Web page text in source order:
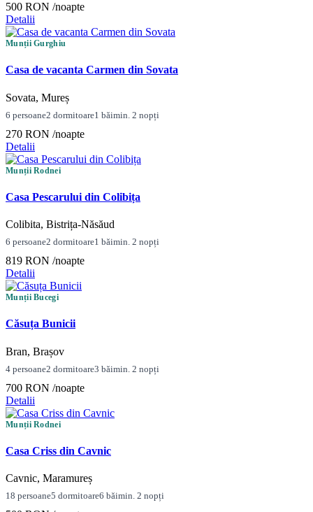
500 RON /noapte
Detalii
Munții Gurghiu
Casa de vacanta Carmen din Sovata
Sovata, Mureș
6 persoane2 dormitoare1 băimin. 2 nopți
270 RON /noapte
Detalii
Munții Rodnei
Casa Pescarului din Colibița
Colibita, Bistrița-Năsăud
6 persoane2 dormitoare1 băimin. 2 nopți
819 RON /noapte
Detalii
Munții Bucegi
Căsuța Bunicii
Bran, Brașov
4 persoane2 dormitoare3 băimin. 2 nopți
700 RON /noapte
Detalii
Munții Rodnei
Casa Criss din Cavnic
Cavnic, Maramureș
18 persoane5 dormitoare6 băimin. 2 nopți